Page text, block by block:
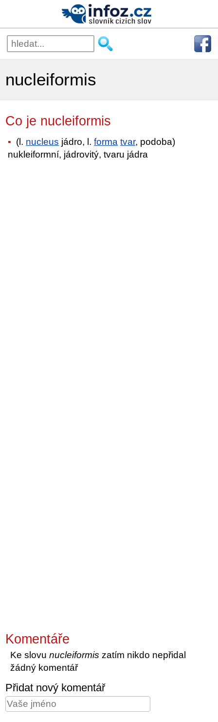
nucleiformis
Co je nucleiformis
(l. nucleus jádro, l.forma tvar, podoba)
nukleiformní, jádrovitý, tvaru jádra
Komentáře
Ke slovunucleiformis zatím nikdo nepřidal
žádný komentář
Přidat nový komentář